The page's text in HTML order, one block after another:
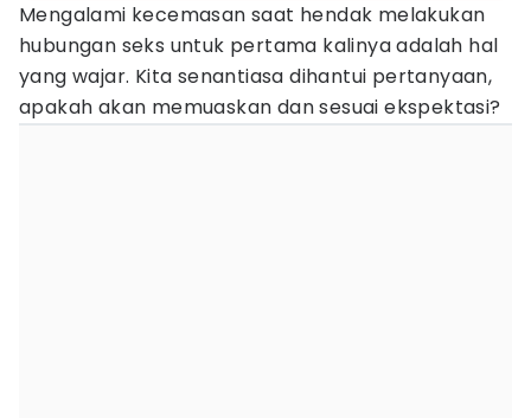
Mengalami kecemasan saat hendak melakukan
hubungan seks untuk pertama kalinya adalah hal
yang wajar. Kita senantiasa dihantui pertanyaan,
apakah akan memuaskan dan sesuai ekspektasi?